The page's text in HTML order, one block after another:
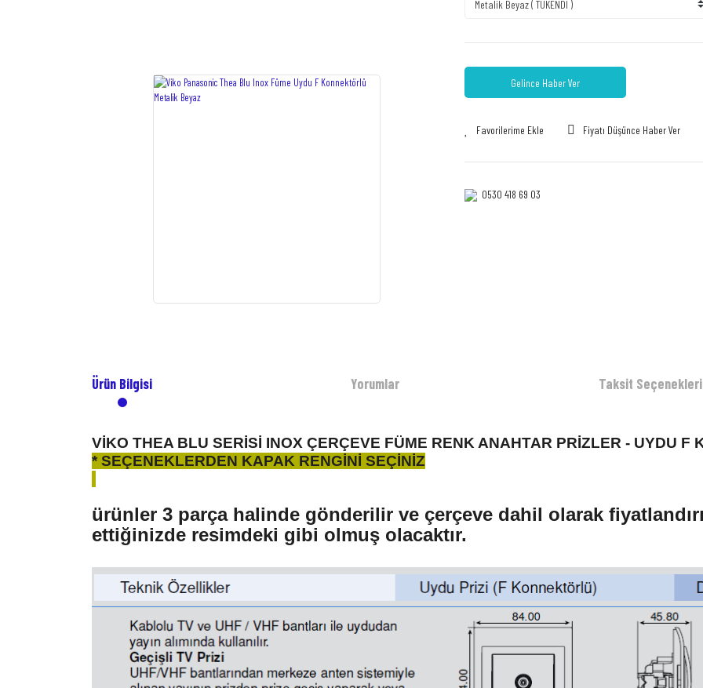
Gelince Haber Ver
Fiyatı Düşünce Haber Ver
0530 418 69 03‎‎
Ürün Bilgisi Yorumlar Taksit Seçenekleri
VİKO THEA BLU SERİSİ INOX ÇERÇEVE FÜME RENK ANAHTAR PRİZLER - UYDU F
* SEÇENEKLERDEN KAPAK RENGİNİ SEÇİNİZ
ürünler 3 parça halinde gönderilir ve çerçeve dahil olarak
ettiğinizde resimdeki gibi olmuş olacaktır.